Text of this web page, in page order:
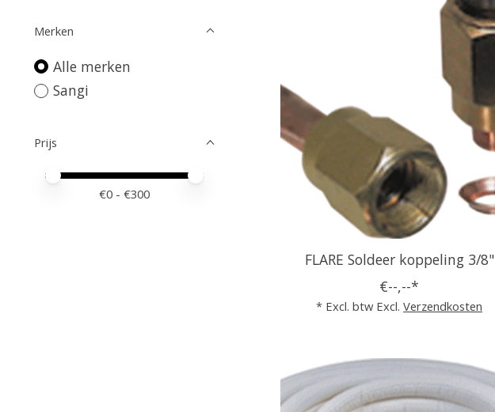
Merken
Alle merken
Sangi
Prijs
Minimale prijswaarde
Price maximum value
€0 - €300
FLARE Soldeer koppeling 3/8"
€--,--*
* Excl. btw Excl.Verzendkosten